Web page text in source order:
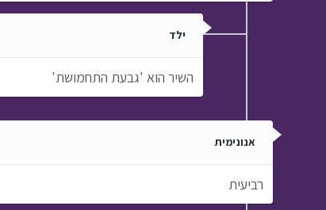
ילד
השיר הוא 'גבעת התחמושת'
אנונימית
רביעית